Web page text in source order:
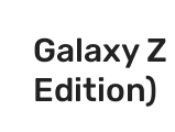
Galaxy
Edition)